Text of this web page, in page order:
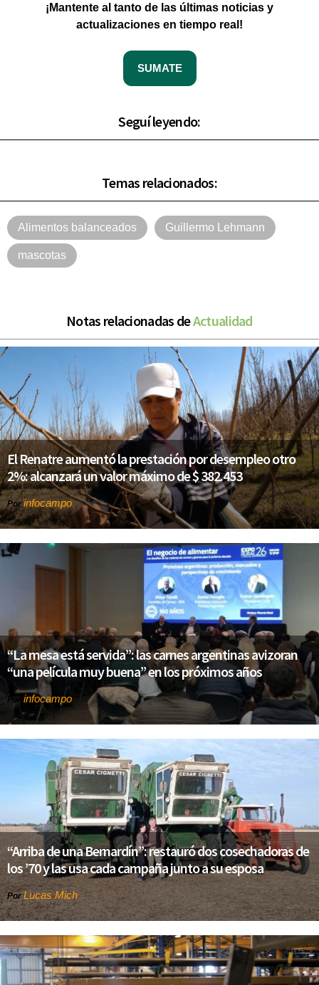
¡Mantente al tanto de las últimas noticias y
actualizaciones en tiempo real!
SUMATE
Seguí leyendo:
Temas relacionados:
Alimentos balanceados Guillermo Lehmann
mascotas
Notas relacionadas deActualidad
El Renatre aumentó la prestación por desempleo otro
2%: alcanzará un valor máximo de $ 382.453
Porinfocampo
“La mesa está servida”: las carnes argentinas avizoran
“una película muy buena” en los próximos años
Por infocampo
“Arriba de una Bernardín”: restauró dos cosechadoras de
los ’70 y las usa cada campaña junto a su esposa
PorLucas Mich